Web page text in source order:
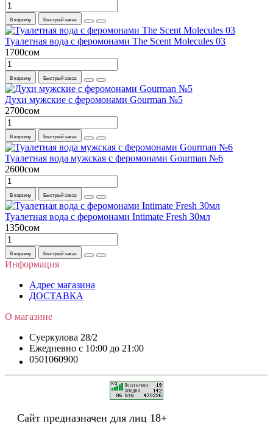
В корзину Быстрый заказ
Туалетная вода с феромонами The Scent Molecules 03
1700сом
В корзину Быстрый заказ
Духи мужские с феромонами Gourman №5
2700сом
В корзину Быстрый заказ
Туалетная вода мужская с феромонами Gourman №6
2600сом
В корзину Быстрый заказ
Туалетная вода с феромонами Intimate Fresh 30мл
1350сом
В корзину Быстрый заказ
Информация
Адрес магазина
ДОСТАВКА
О магазине
Суеркулова 28/2
Ежедневно c 10:00 до 21:00
0501060900
Сайт предназначен для лиц 18+